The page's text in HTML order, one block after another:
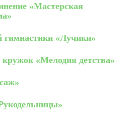
«Мастерская
гимнастики «Лучики»
«Мелодия детства»